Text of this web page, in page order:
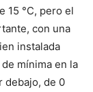
15 °C, pero el
con una
instalada
mínima en la
debajo, de 0